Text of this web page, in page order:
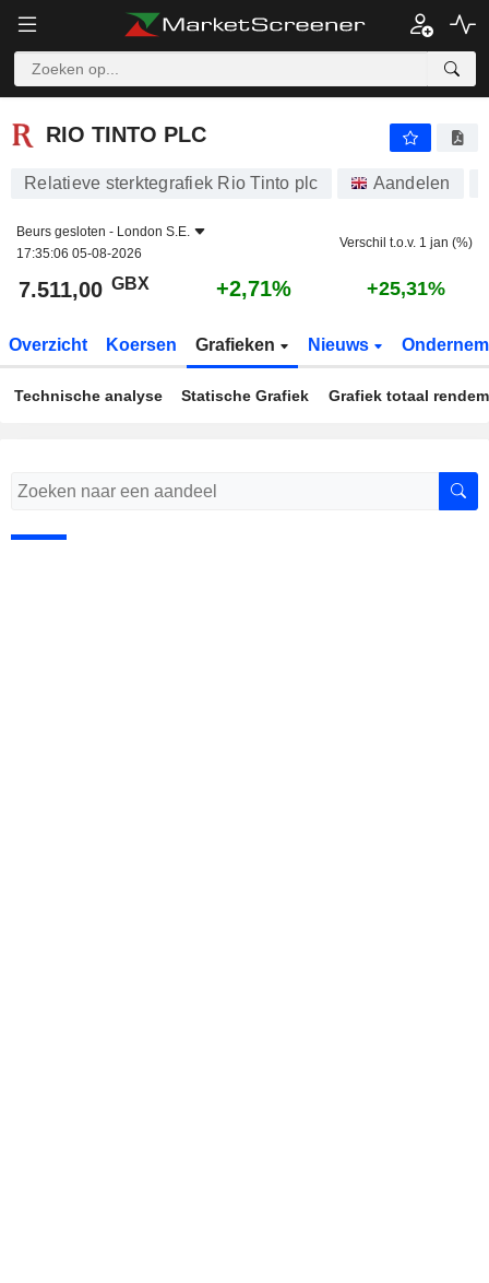
RIO TINTO PLC
RIO TINTO PLC
Relatieve sterktegrafiek Rio Tinto plc Aandelen
Beurs gesloten - London S.E.
17:35:06 05-08-2026
Verschil t.o.v. 1 jan (%)
7.511,00 GBX +2,71% +25,31%
Overzicht Koersen Grafieken Nieuws
Technische analyse Statische Grafiek Grafiek totaal